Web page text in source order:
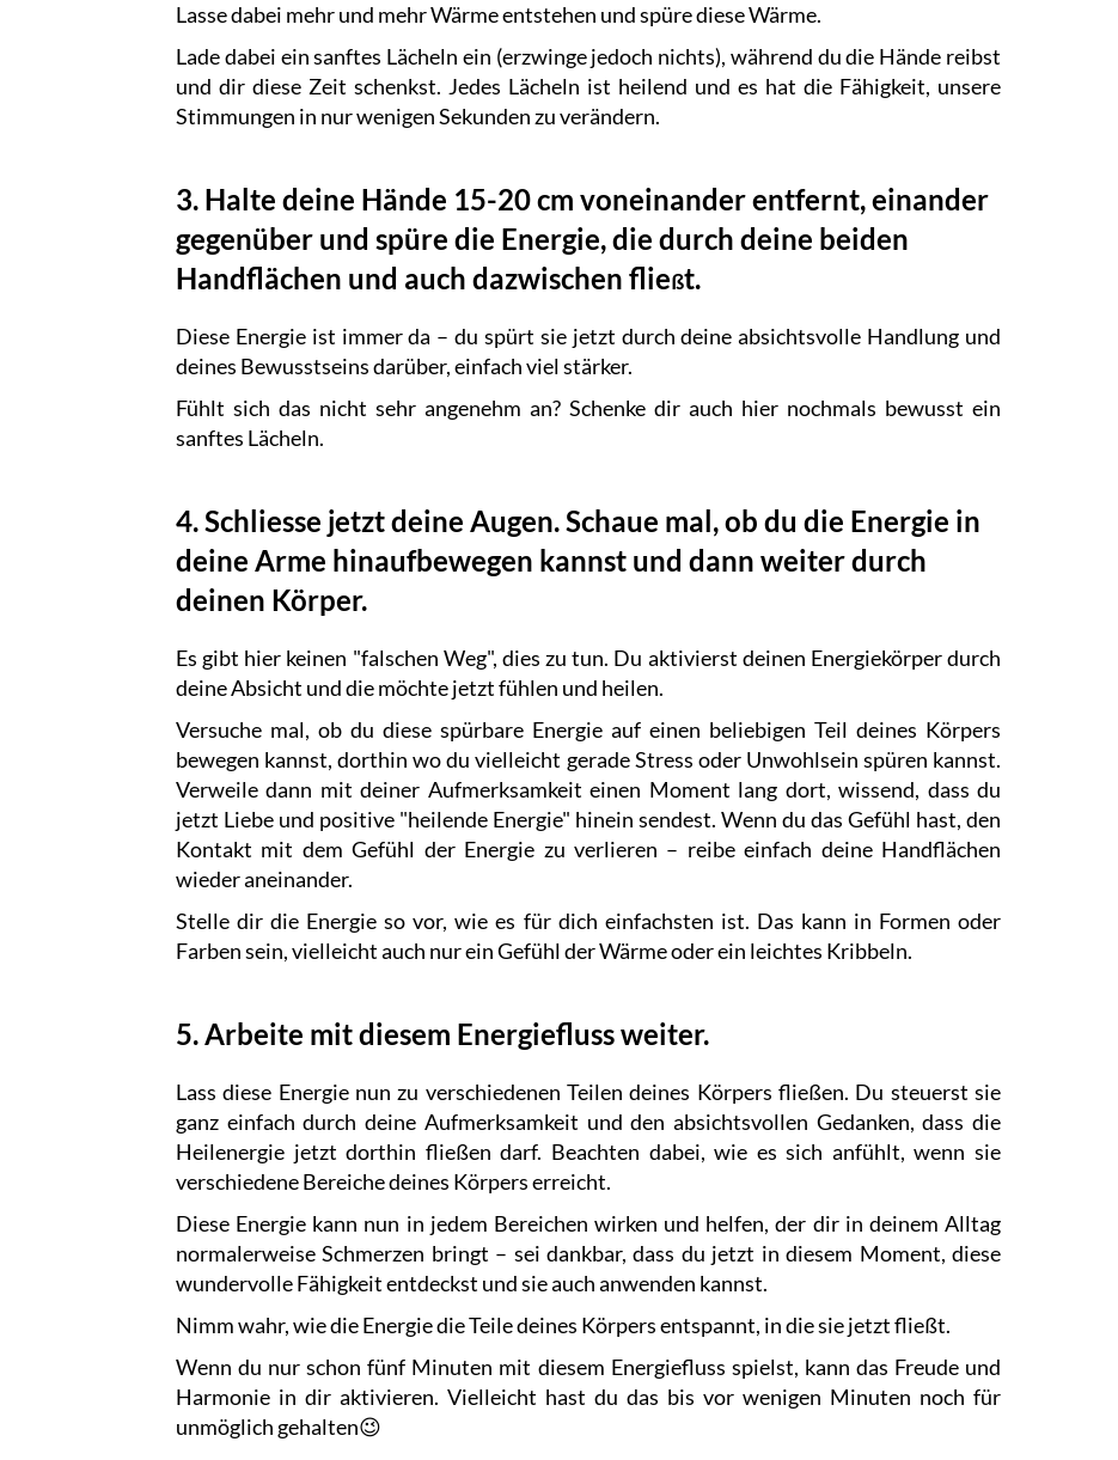
Lasse dabei mehr und mehr Wärme entstehen und spüre diese Wärme.
Lade dabei ein sanftes Lächeln ein (erzwinge jedoch nichts), während du die Hände reibst
und dir diese Zeit schenkst. Jedes Lächeln ist heilend und es hat die Fähigkeit, unsere
Stimmungen in nur wenigen Sekunden zu verändern.
3. Halte deine Hände 15-20 cm voneinander entfernt, einander
gegenüber und spüre die Energie, die durch deine beiden
Handflächen und auch dazwischen fließt.
Diese Energie ist immer da – du spürt sie jetzt durch deine absichtsvolle Handlung und
deines Bewusstseins darüber, einfach viel stärker.
Fühlt sich das nicht sehr angenehm an? Schenke dir auch hier nochmals bewusst ein
sanftes Lächeln.
4. Schliesse jetzt deine Augen. Schaue mal, ob du die Energie in
deine Arme hinaufbewegen kannst und dann weiter durch
deinen Körper.
Es gibt hier keinen "falschen Weg", dies zu tun. Du aktivierst deinen Energiekörper durch
deine Absicht und die möchte jetzt fühlen und heilen.
Versuche mal, ob du diese spürbare Energie auf einen beliebigen Teil deines Körpers
bewegen kannst, dorthin wo du vielleicht gerade Stress oder Unwohlsein spüren kannst.
Verweile dann mit deiner Aufmerksamkeit einen Moment lang dort, wissend, dass du
jetzt Liebe und positive "heilende Energie" hinein sendest. Wenn du das Gefühl hast, den
Kontakt mit dem Gefühl der Energie zu verlieren – reibe einfach deine Handflächen
wieder aneinander.
Stelle dir die Energie so vor, wie es für dich einfachsten ist. Das kann in Formen oder
Farben sein, vielleicht auch nur ein Gefühl der Wärme oder ein leichtes Kribbeln.
5. Arbeite mit diesem Energiefluss weiter.
Lass diese Energie nun zu verschiedenen Teilen deines Körpers fließen. Du steuerst sie
ganz einfach durch deine Aufmerksamkeit und den absichtsvollen Gedanken, dass die
Heilenergie jetzt dorthin fließen darf. Beachten dabei, wie es sich anfühlt, wenn sie
verschiedene Bereiche deines Körpers erreicht.
Diese Energie kann nun in jedem Bereichen wirken und helfen, der dir in deinem Alltag
normalerweise Schmerzen bringt – sei dankbar, dass du jetzt in diesem Moment, diese
wundervolle Fähigkeit entdeckst und sie auch anwenden kannst.
Nimm wahr, wie die Energie die Teile deines Körpers entspannt, in die sie jetzt fließt.
Wenn du nur schon fünf Minuten mit diesem Energiefluss spielst, kann das Freude und
Harmonie in dir aktivieren. Vielleicht hast du das bis vor wenigen Minuten noch für
unmöglich gehalten😉